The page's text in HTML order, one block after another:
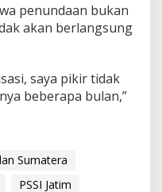
penundaan bukan
akan berlangsung
saya pikir tidak
beberapa bulan,”
Sumatera
PSSI Jatim